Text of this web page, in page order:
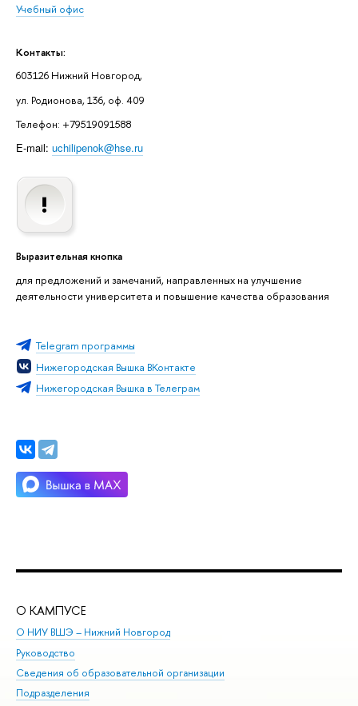
Учебный офис
Контакты:
603126 Нижний Новгород,
ул. Родионова, 136, оф. 409
Телефон: +79519091588
E-mail: uchilipenok@hse.ru
Выразительная кнопка
для предложений и замечаний, направленных на улучшение
деятельности университета и повышение качества образования
Telegram программы
Нижегородская Вышка ВКонтакте
Нижегородская Вышка в Телеграм
О КАМПУСЕ
О НИУ ВШЭ – Нижний Новгород
Руководство
Сведения об образовательной организации
Подразделения